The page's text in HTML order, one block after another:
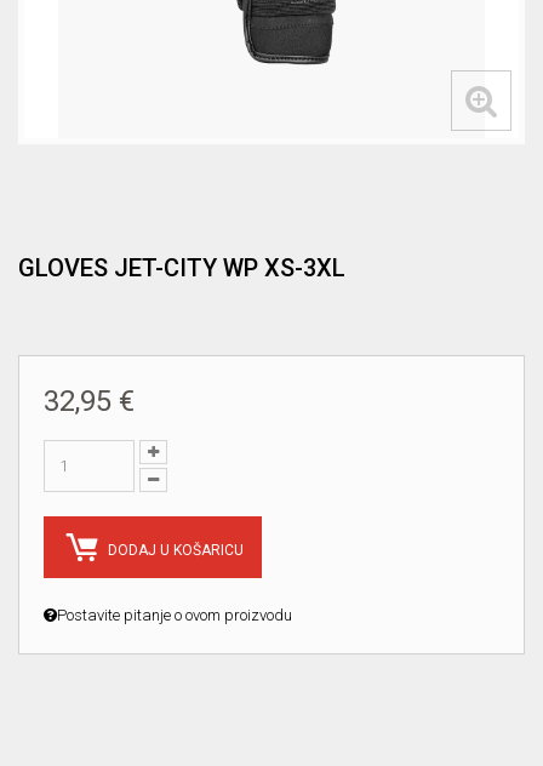
GLOVES JET-CITY WP XS-3XL
32,95 €
DODAJ U KOŠARICU
Postavite pitanje o ovom proizvodu